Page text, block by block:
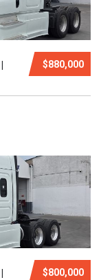
$880,000
$800,000